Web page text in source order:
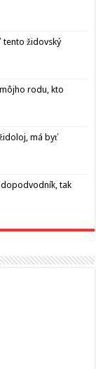
tento židovský
rodu, kto
má byť
tak